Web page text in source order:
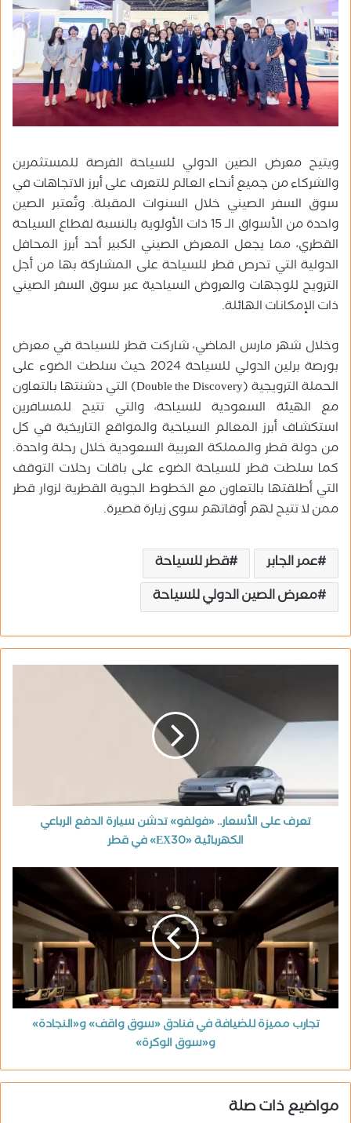
ويتيح معرض الصين الدولي للسياحة الفرصة للمستثمرين
والشركاء من جميع أنحاء العالم للتعرف على أبرز الاتجاهات في
سوق السفر الصيني خلال السنوات المقبلة. وتُعتبر الصين
واحدة من الأسواق الـ 15 ذات الأولوية بالنسبة لقطاع السياحة
القطري، مما يجعل المعرض الصيني الكبير أحد أبرز المحافل
الدولية التي تحرص قطر للسياحة على المشاركة بها من أجل
الترويج للوجهات والعروض السياحية عبر سوق السفر الصيني
ذات الإمكانات الهائلة.
وخلال شهر مارس الماضي، شاركت قطر للسياحة في معرض
بورصة برلين الدولي للسياحة 2024 حيث سلطت الضوء على
الحملة الترويجية (Double the Discovery) التي دشنتها بالتعاون
مع الهيئة السعودية للسياحة، والتي تتيح للمسافرين
استكشاف أبرز المعالم السياحية والمواقع التاريخية في كل
من دولة قطر والمملكة العربية السعودية خلال رحلة واحدة.
كما سلطت قطر للسياحة الضوء على باقات رحلات التوقف
التي أطلقتها بالتعاون مع الخطوط الجوية القطرية لزوار قطر
ممن لا تتيح لهم أوقاتهم سوى زيارة قصيرة.
عمر الجابر
قطر للسياحة
معرض الصين الدولي للسياحة
تعرف على الأسعار.. «فولفو» تدشن سيارة الدفع الرباعي
الكهربائية «EX30» في قطر
تجارب مميزة للضيافة في فنادق «سوق واقف» و«النجادة»
و«سوق الوكرة»
مواضيع ذات صلة